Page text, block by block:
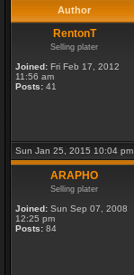
Author
RentonT
Selling plater
Joined: Fri Feb 17, 2012
11:56 am
Posts: 41
Sun Jan 25, 2015 10:04 pm
ARAPHO
Selling plater
Joined: Sun Sep 07, 2008
12:25 pm
Posts: 84